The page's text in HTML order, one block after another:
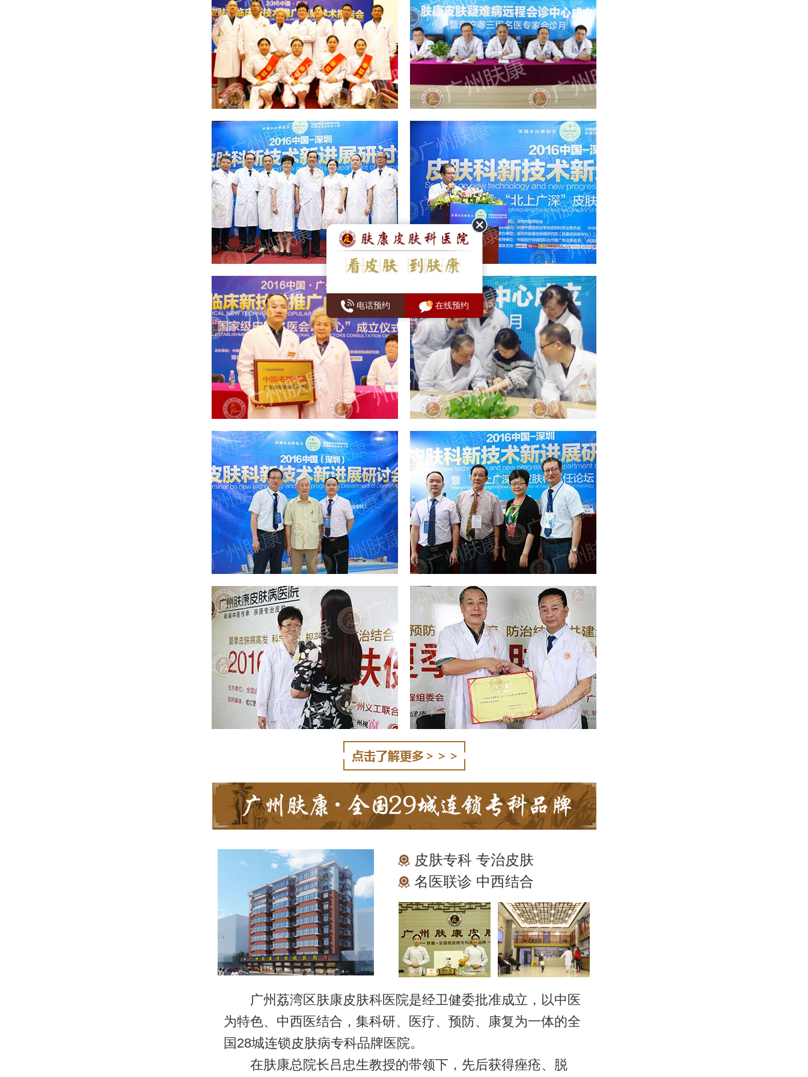
皮肤专科 专治皮肤
名医联诊 中西结合
广州荔湾区肤康皮肤科医院是经卫健委批准成立，以中医
为特色、中西医结合，集科研、医疗、预防、康复为一体的全
国28城连锁皮肤病专科品牌医院。
在肤康总院长吕忠生教授的带领下，先后获得痤疮、脱
电话预约 在线预约